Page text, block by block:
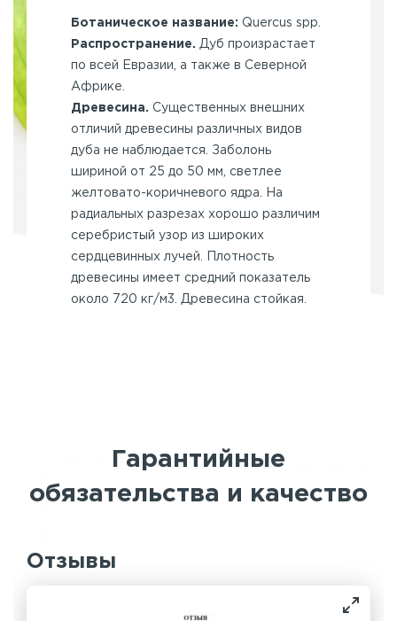
Ботаническое название: Quercus spp.
Распространение. Дуб произрастает
по всей Евразии, а также в Северной
Африке.
Древесина. Существенных внешних
отличий древесины различных видов
дуба не наблюдается. Заболонь
шириной от 25 до 50 мм, светлее
желтовато-коричневого ядра. На
радиаль­ных разрезах хорошо различим
серебристый узор из широких
сердцевинных лучей. Плотность
древесины имеет средний показатель
около 720 кг/м3. Древесина стойкая.
Гарантийные
обязательства и качество
Отзывы